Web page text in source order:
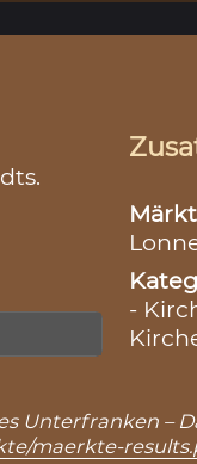
-
Unterfranken
maerkte-